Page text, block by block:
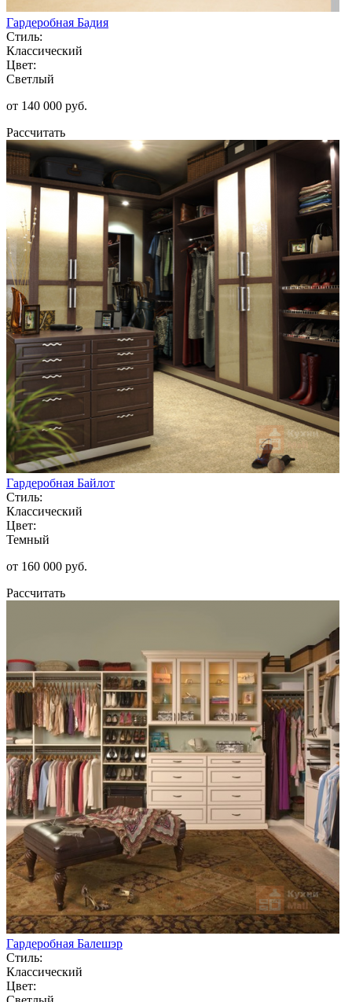
Гардеробная Бадия
Стиль:
Классический
Цвет:
Светлый
от 140 000 руб.
Рассчитать
Гардеробная Байлот
Стиль:
Классический
Цвет:
Темный
от 160 000 руб.
Рассчитать
Гардеробная Балешэр
Стиль:
Классический
Цвет: